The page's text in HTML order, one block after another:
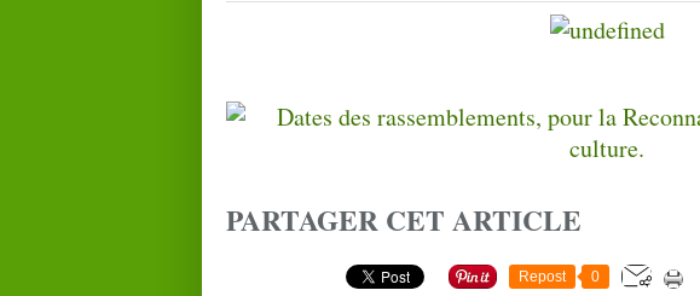
PARTAGER CET ARTICLE
Repost 0